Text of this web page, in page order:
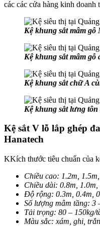
các các cửa hàng kinh doanh
Kệ khung sắt mâm gỗ
Kệ khung sắt mâm gỗ
Kệ khung sắt chữ A
Kệ khung sắt lưng
Kệ sắt V lỗ lắp ghép
Hanatech
KKích thước tiêu chuẩn của
Chiều cao: 1.2m,
Chiều dài: 0.8m, 1.0m,
Độ rộng: 0.3m, 0.4m,
Số lượng mâm tầng: 3
Tải trọng: 80 – 150kg/
Màu sắc: xám, ghi,